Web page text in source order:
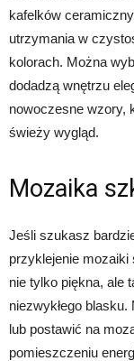
kafelków
utrzymania w
kolorach. Można
dodadzą wnętrzu
nowoczesne wzory,
świeży wygląd.
Mozaika
Jeśli szukasz
przyklejenie
nie tylko piękna, ale
niezwykłego
lub postawić na
pomieszczeniu